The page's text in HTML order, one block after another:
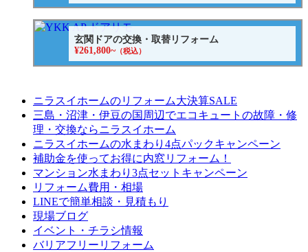
玄関ドアの交換・取替リフォーム
¥261,800~（税込）
ニラスイホームのリフォーム大決算SALE
三島・沼津・伊豆の国周辺でエコキュートの故障・修
理・交換ならニラスイホーム
ニラスイホームの水まわり4点パックキャンペーン
補助金を使ってお得に内窓リフォーム！
マンション水まわり3点セットキャンペーン
リフォーム費用・相場
LINEで簡単相談・見積もり
現場ブログ
イベント・チラシ情報
バリアフリーリフォーム